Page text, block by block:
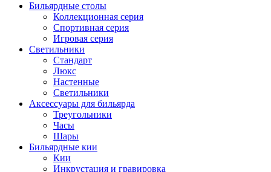
Бильярдные столы
Коллекционная серия
Спортивная серия
Игровая серия
Светильники
Стандарт
Люкс
Настенные
Светильники
Аксессуары для бильярда
Треугольники
Часы
Шары
Бильярдные кии
Кии
Инкрустация и гравировка